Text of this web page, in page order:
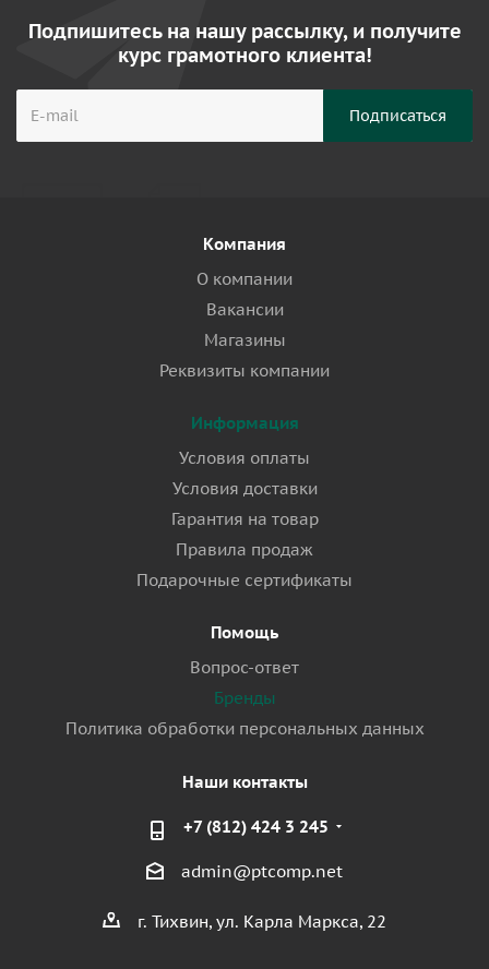
Подпишитесь на нашу рассылку, и получите
курс грамотного клиента!
Компания
О компании
Вакансии
Магазины
Реквизиты компании
Информация
Условия оплаты
Условия доставки
Гарантия на товар
Правила продаж
Подарочные сертификаты
Помощь
Вопрос-ответ
Бренды
Политика обработки персональных данных
Наши контакты
+7 (812) 424 3 245
admin@ptcomp.net
г. Тихвин, ул. Карла Маркса, 22